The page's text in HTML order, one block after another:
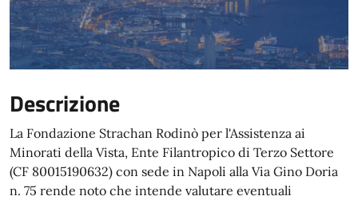
Descrizione
La Fondazione Strachan Rodinò per l'Assistenza ai
Minorati della Vista, Ente Filantropico di Terzo Settore
(CF 80015190632) con sede in Napoli alla Via Gino Doria
n. 75 rende noto che intende valutare eventuali